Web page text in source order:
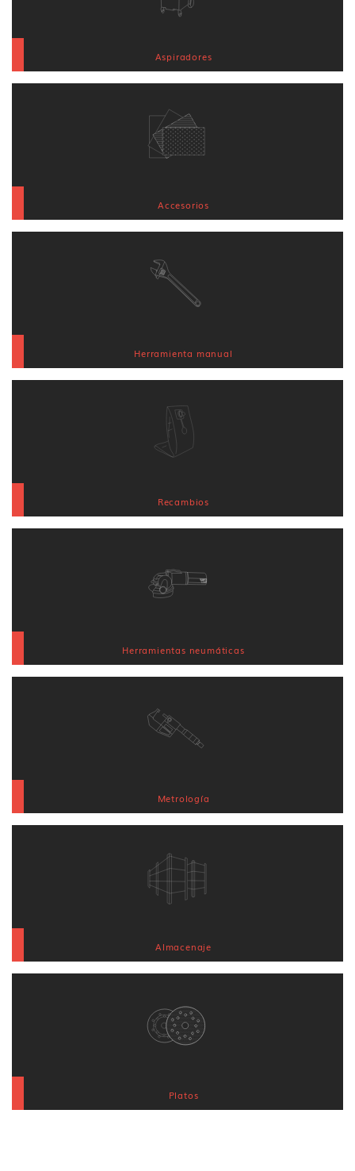
Aspiradores
Accesorios
Herramienta manual
Recambios
Herramientas neumáticas
Metrología
Almacenaje
Platos